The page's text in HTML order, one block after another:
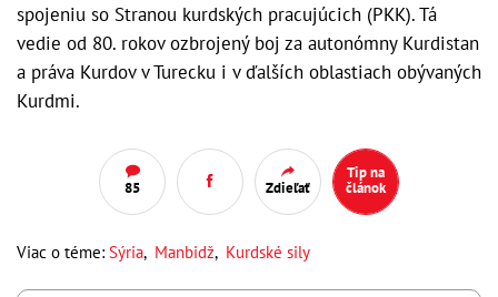
spojeniu so Stranou kurdských pracujúcich (PKK). Tá
vedie od 80. rokov ozbrojený boj za autonómny Kurdistan
a práva Kurdov v Turecku i v ďalších oblastiach obývaných
Kurdmi.
85 Zdieľať
Tip na
článok
Viac o téme: Sýria, Manbidž, Kurdské sily